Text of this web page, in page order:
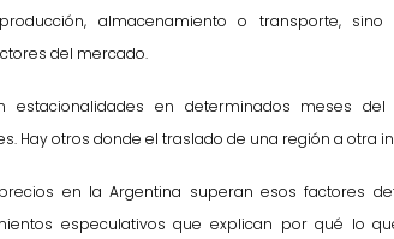
almacenamiento o transporte, sino
del mercado.
estacionalidades en determinados meses
Hay otros donde el traslado de una región a otra
en la Argentina superan esos factores
especulativos que explican por qué lo